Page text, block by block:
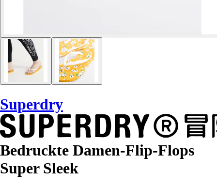
Superdry
Bedruckte Damen-Flip-Flops
Super Sleek